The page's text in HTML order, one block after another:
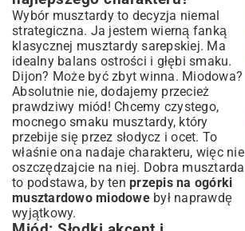
Wybór musztardy to decyzja niemal
strategiczna. Ja jestem wierną fanką
klasycznej musztardy sarepskiej. Ma
idealny balans ostrości i głębi smaku.
Dijon? Może być zbyt winna. Miodowa?
Absolutnie nie, dodajemy przecież
prawdziwy miód! Chcemy czystego,
mocnego smaku musztardy, który
przebije się przez słodycz i ocet. To
właśnie ona nadaje charakteru, więc nie
oszczędzajcie na niej. Dobra musztarda
to podstawa, by ten przepis na ogórki
musztardowo miodowebył naprawdę
wyjątkowy.